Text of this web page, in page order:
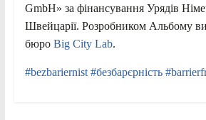
GmbH» за фінансування Урядів
Швейцарії. Розробником Альбому
бюро Big City Lab.
#bezbariernist #безбарєрність